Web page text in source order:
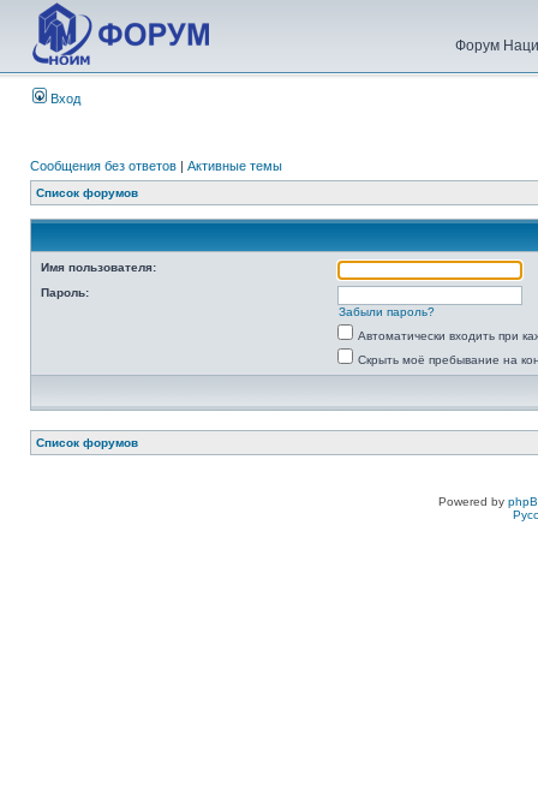
Форум
Вход
Сообщения без ответов | Активные темы
Список форумов
Имя пользователя:
Пароль:
Забыли пароль?
Автоматически входить при
Скрыть моё пребывание на
Список форумов
Powered by